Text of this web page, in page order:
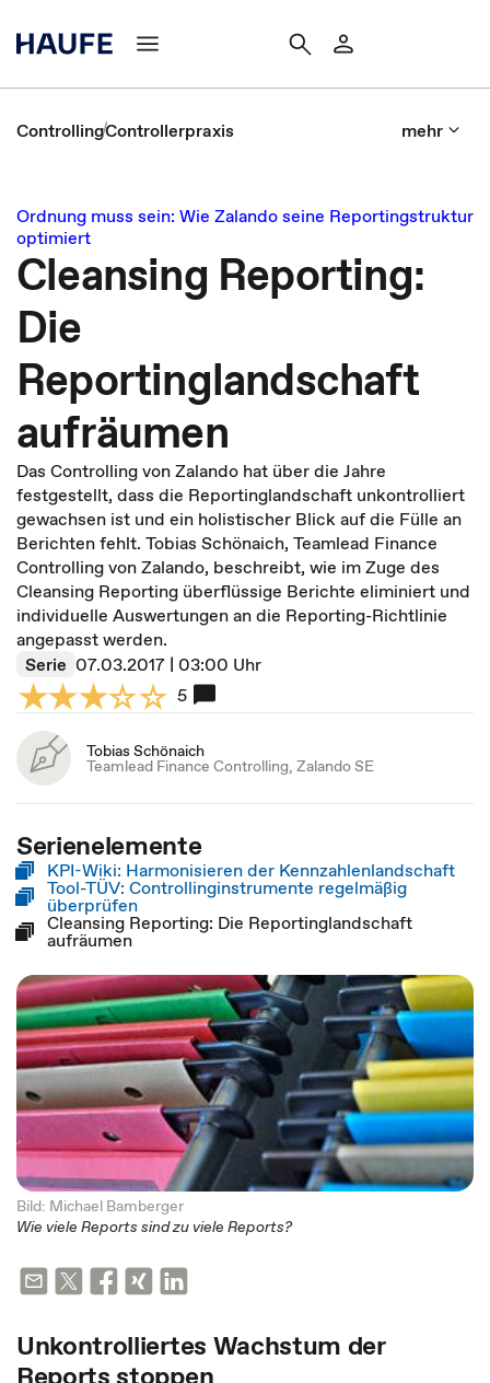
ControllingControllerpraxis mehr
Ordnung muss sein: Wie Zalando seine Reportingstruktur
optimiert
Cleansing Reporting:
Die
Reportinglandschaft
aufräumen
Das Controlling von Zalando hat über die Jahre
festgestellt, dass die Reportinglandschaft unkontrolliert
gewachsen ist und ein holistischer Blick auf die Fülle an
Berichten fehlt. Tobias Schönaich, Teamlead Finance
Controlling von Zalando, beschreibt, wie im Zuge des
Cleansing Reporting überflüssige Berichte eliminiert und
individuelle Auswertungen an die Reporting-Richtlinie
angepasst werden.
Serie 07.03.2017 | 03:00 Uhr
5
Tobias Schönaich
Teamlead Finance Controlling, Zalando SE
Serienelemente
KPI-Wiki: Harmonisieren der Kennzahlenlandschaft
Tool-TÜV: Controllinginstrumente regelmäßig
überprüfen
Cleansing Reporting: Die Reportinglandschaft
aufräumen
Bild: Michael Bamberger
Wie viele Reports sind zu viele Reports?
Unkontrolliertes Wachstum der